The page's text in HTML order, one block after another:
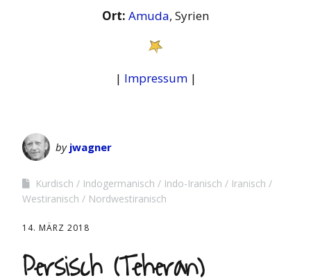
Ort: Amuda, Syrien
| Impressum|
by jwagner
Kurdisch Indogermanisch Indo-Iranisch
Iranisch
Westiranisch
Nordwestiranisch
14. MÄRZ 2018
Persisch (Teheran)